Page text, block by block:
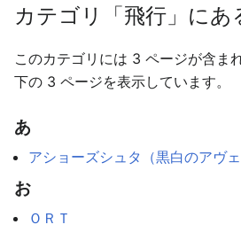
カテゴリ「飛行」にあ
このカテゴリには 3 ページが含ま
下の 3 ページを表示しています。
あ
アショーズシュタ（黒白のアヴェ
お
ＯＲＴ